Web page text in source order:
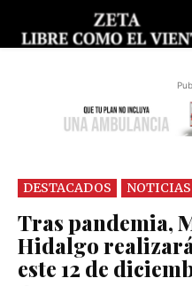
DESTACADOS
Tras pandemia,
Hidalgo
este 12 de